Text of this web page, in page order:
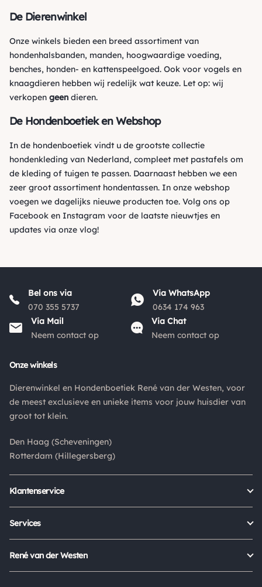
De Dierenwinkel
Onze winkels bieden een breed assortiment van
hondenhalsbanden, manden, hoogwaardige voeding,
benches, honden- en kattenspeelgoed. Ook voor vogels en
knaagdieren hebben wij redelijk wat keuze. Let op: wij
verkopen geen dieren.
De Hondenboetiek en Webshop
In de hondenboetiek vindt u de grootste collectie
hondenkleding van Nederland, compleet met pastafels om
de kleding of tuigen te passen. Daarnaast hebben we een
zeer groot assortiment hondentassen. In onze webshop
voegen we dagelijks nieuwe producten toe. Volg ons op
Facebook en Instagram voor de laatste nieuwtjes en
updates via onze vlog!
Bel ons via
070 355 5737
Via WhatsApp
0634 174 963
Via Mail
Neem contact op
Via Chat
Neem contact op
Onze winkels
Dierenwinkel en Hondenboetiek René van der Westen, voor
de meest exclusieve en unieke items voor jouw huisdier van
groot tot klein.
Den Haag (Scheveningen)
Rotterdam (Hillegersberg)
Klantenservice
Retour aanmelden
Status bestelling
Mijn account
Services
Algemene voorwaarden
René van der Westen